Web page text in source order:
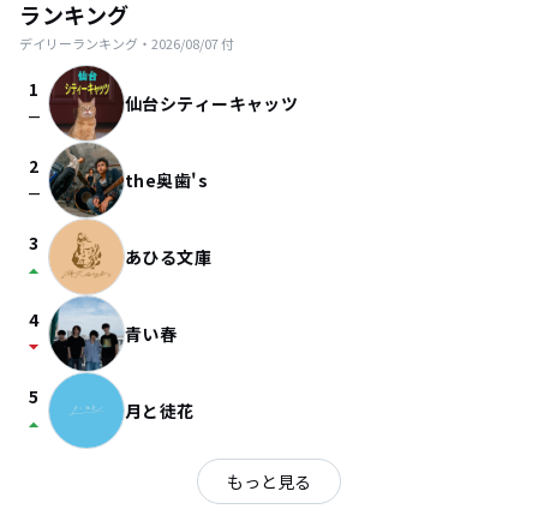
ランキング
デイリーランキング・ 2026/08/07付
1
check_indeterminate_small 仙台シティーキャッツ
2
check_indeterminate_small the奥歯's
3
arrow_drop_up あひる文庫
4
arrow_drop_down 青い春
5
arrow_drop_up 月と徒花
もっと見る